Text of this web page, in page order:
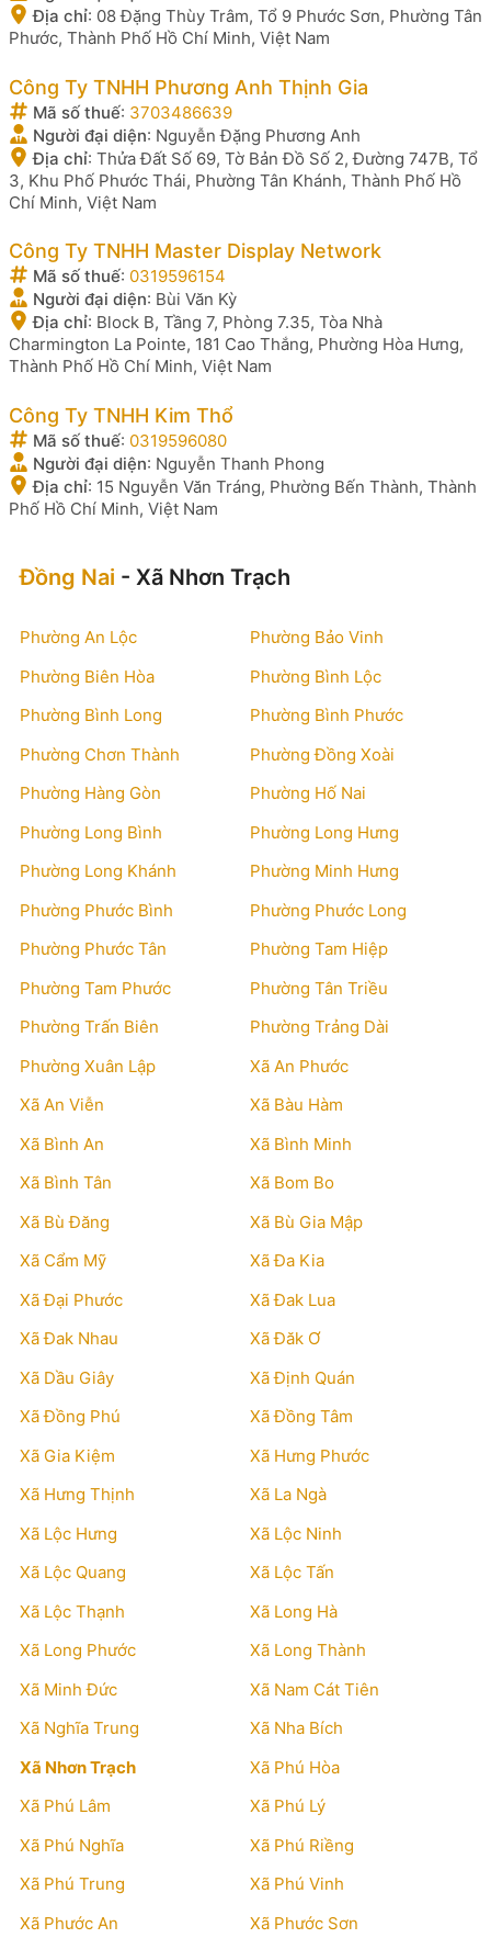
Địa chỉ: 08 Đặng Thùy Trâm, Tổ 9 Phước Sơn, Phường Tân
Phước, Thành Phố Hồ Chí Minh, Việt Nam
Công Ty TNHH Phương Anh Thịnh Gia
Mã số thuế: 3703486639
Người đại diện: Nguyễn Đặng Phương Anh
Địa chỉ: Thửa Đất Số 69, Tờ Bản Đồ Số 2, Đường 747B, Tổ
3, Khu Phố Phước Thái, Phường Tân Khánh, Thành Phố Hồ
Chí Minh, Việt Nam
Công Ty TNHH Master Display Network
Mã số thuế: 0319596154
Người đại diện: Bùi Văn Kỳ
Địa chỉ: Block B, Tầng 7, Phòng 7.35, Tòa Nhà
Charmington La Pointe, 181 Cao Thắng, Phường Hòa Hưng,
Thành Phố Hồ Chí Minh, Việt Nam
Công Ty TNHH Kim Thổ
Mã số thuế: 0319596080
Người đại diện: Nguyễn Thanh Phong
Địa chỉ: 15 Nguyễn Văn Tráng, Phường Bến Thành, Thành
Phố Hồ Chí Minh, Việt Nam
Đồng Nai - Xã Nhơn Trạch
Phường An Lộc
Phường Bảo Vinh
Phường Biên Hòa
Phường Bình Lộc
Phường Bình Long
Phường Bình Phước
Phường Chơn Thành
Phường Đồng Xoài
Phường Hàng Gòn
Phường Hố Nai
Phường Long Bình
Phường Long Hưng
Phường Long Khánh
Phường Minh Hưng
Phường Phước Bình
Phường Phước Long
Phường Phước Tân
Phường Tam Hiệp
Phường Tam Phước
Phường Tân Triều
Phường Trấn Biên
Phường Trảng Dài
Phường Xuân Lập
Xã An Phước
Xã An Viễn
Xã Bàu Hàm
Xã Bình An
Xã Bình Minh
Xã Bình Tân
Xã Bom Bo
Xã Bù Đăng
Xã Bù Gia Mập
Xã Cẩm Mỹ
Xã Đa Kia
Xã Đại Phước
Xã Đak Lua
Xã Đak Nhau
Xã Đăk Ơ
Xã Dầu Giây
Xã Định Quán
Xã Đồng Phú
Xã Đồng Tâm
Xã Gia Kiệm
Xã Hưng Phước
Xã Hưng Thịnh
Xã La Ngà
Xã Lộc Hưng
Xã Lộc Ninh
Xã Lộc Quang
Xã Lộc Tấn
Xã Lộc Thạnh
Xã Long Hà
Xã Long Phước
Xã Long Thành
Xã Minh Đức
Xã Nam Cát Tiên
Xã Nghĩa Trung
Xã Nha Bích
Xã Nhơn Trạch
Xã Phú Hòa
Xã Phú Lâm
Xã Phú Lý
Xã Phú Nghĩa
Xã Phú Riềng
Xã Phú Trung
Xã Phú Vinh
Xã Phước An
Xã Phước Sơn